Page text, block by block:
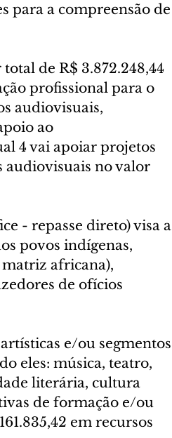
para a compreensão de
de R$ 3.872.248,44
profissional para o
audiovisuais,
ao
4 vai apoiar projetos
audiovisuais no valor
- repasse direto) visa a
povos indígenas,
africana),
de ofícios
e/ou segmentos
eles: música, teatro,
literária, cultura
de formação e/ou
em recursos